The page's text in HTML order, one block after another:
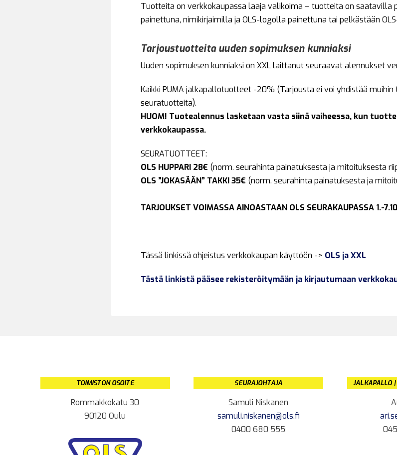
Tuotteita on verkkokaupassa laaja valikoima – tuotteita on saatavilla
painettuna, nimikirjaimilla ja OLS-logolla painettuna tai pelkästään
Tarjoustuotteita uuden sopimuksen kunniaksi
Uuden sopimuksen kunniaksi on XXL laittanut seuraavat alennukset
Kaikki PUMA jalkapallotuotteet -20% (Tarjousta ei voi yhdistää muihin
seuratuotteita).
HUOM! Tuotealennus lasketaan vasta siinä vaiheessa, kun
verkkokaupassa.
SEURATUOTTEET:
OLS HUPPARI 28€ (norm. seurahinta painatuksesta ja mitoituksesta
OLS ”JOKASÄÄN” TAKKI 35€ (norm. seurahinta painatuksesta ja
TARJOUKSET VOIMASSA AINOASTAAN OLS SEURAKAUPASSA 1.-
Tässä linkissä ohjeistus verkkokaupan käyttöön -> OLS ja XXL
Tästä linkistä pääsee rekisteröitymään ja kirjautumaan
TOIMISTON OSOITE
Rommakkokatu 30
90120 Oulu
SEURAJOHTAJA
Samuli Niskanen
samuli.niskanen@ols.fi
0400 680 555
JALKAPALLO